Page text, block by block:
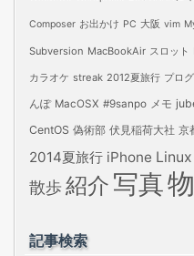
Composer お出かけ PC 大阪 vim
Subversion MacBookAir スロット
カラオケ streak 2012夏旅行 プロ
んぽ MacOSX #9sanpo メモ
CentOS 偽術部 伏見稲荷大社 京
2014夏旅行 iPhone Linux
散歩紹介 写真
記事検索